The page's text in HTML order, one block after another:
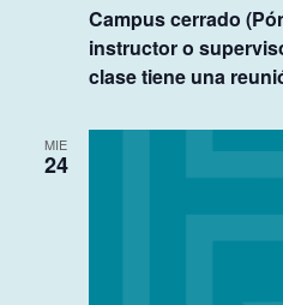
Campus cerrado
instructor o
clase tiene una
MIE
24